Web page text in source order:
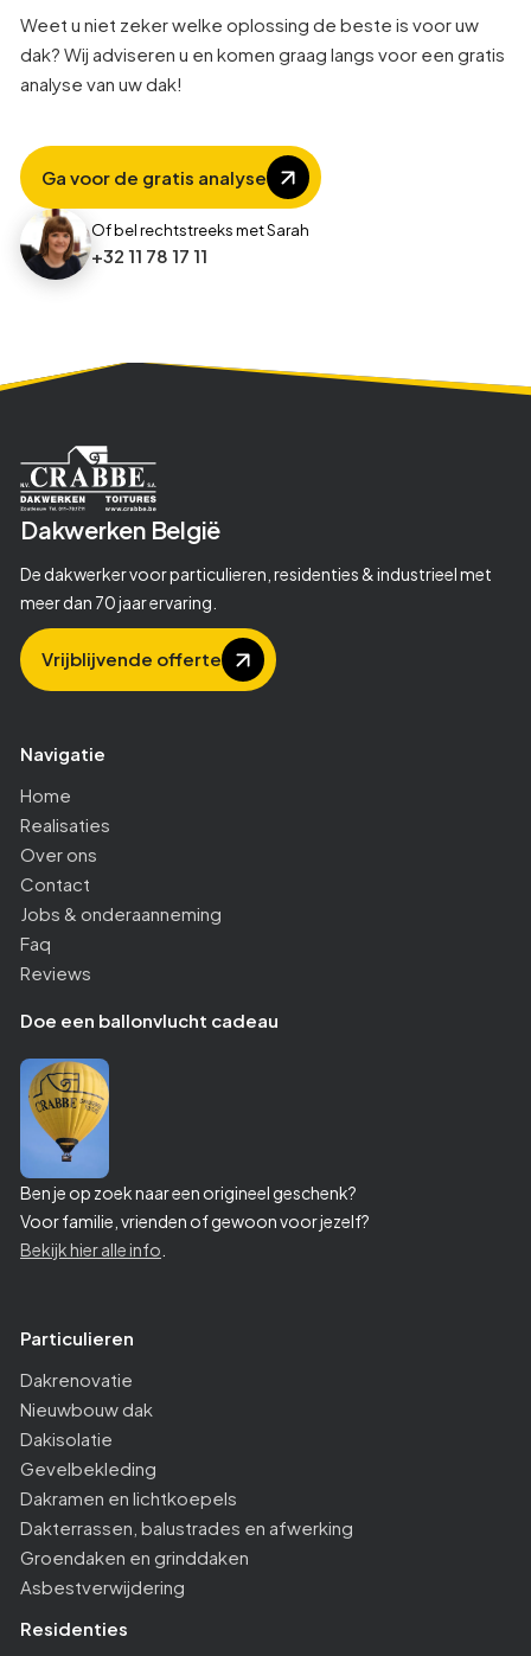
13
8
3
5
2
3
3
5
2
Weet u niet zeker welke oplossing de beste is voor uw
dak? Wij adviseren u en komen graag langs voor een gratis
analyse van uw dak!
Ga voor de gratis analyse
Of bel rechtstreeks met Sarah
+32 11 78 17 11
Dakwerken België
De dakwerker voor particulieren, residenties & industrieel met
meer dan 70 jaar ervaring.
Vrijblijvende offerte
Navigatie
Home
Realisaties
Over ons
Contact
Jobs & onderaanneming
Faq
Reviews
Doe een ballonvlucht cadeau
Ben je op zoek naar een origineel geschenk?
Voor familie, vrienden of gewoon voor jezelf?
Bekijk hier alle info
Particulieren
Dakrenovatie
Nieuwbouw dak
Dakisolatie
Gevelbekleding
Dakramen en lichtkoepels
Dakterrassen, balustrades en afwerking
Groendaken en grinddaken
Asbestverwijdering
Residenties